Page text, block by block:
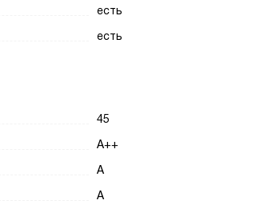
есть
есть
45
A++
A
A